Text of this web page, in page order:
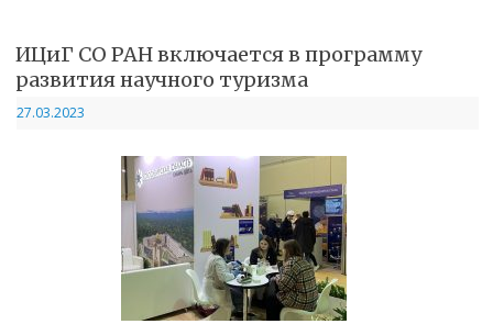
ИЦиГ СО РАН включается в программу
развития научного туризма
27.03.2023